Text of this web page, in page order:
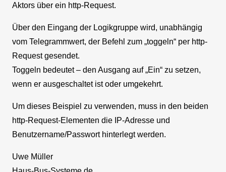
Aktors über ein http-Request.
Über den Eingang der Logikgruppe wird, unabhängig
vom Telegrammwert, der Befehl zum „toggeln“ per http-
Request gesendet.
Toggeln bedeutet – den Ausgang auf „Ein“ zu setzen,
wenn er ausgeschaltet ist oder umgekehrt.
Um dieses Beispiel zu verwenden, muss in den beiden
http-Request-Elementen die IP-Adresse und
Benutzername/Passwort hinterlegt werden.
Uwe Müller